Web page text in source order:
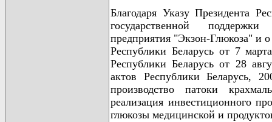
Благодаря Указу Президента
государственной поддержки
предприятия "Экзон-Глюкоза" и
Республики Беларусь от 7
Республики Беларусь от 28
актов Республики Беларусь,
производство патоки
реализация инвестиционного
глюкозы медицинской и